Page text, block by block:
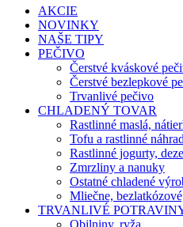
AKCIE
NOVINKY
NAŠE TIPY
PEČIVO
Čerstvé kváskové
Čerstvé bezlepkové
Trvanlivé pečivo
CHLADENÝ TOVAR
Rastlinné maslá,
Tofu a rastlinné
Rastlinné jogurty,
Zmrzliny a nanuky
Ostatné chladené
Mliečne,
TRVANLIVÉ
Obilniny, ryža